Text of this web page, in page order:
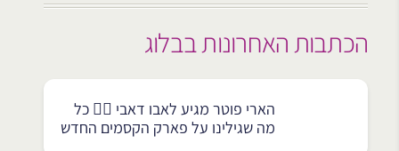
הכתבות האחרונות בבלוג
הארי פוטר מגיע לאבו דאבי 🧙‍♂️ כל
מה שגילינו על פארק הקסמים החדש